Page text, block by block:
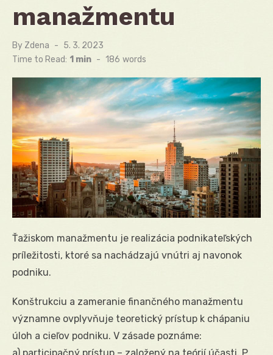
manažmentu
By Zdena
Posted
on
5. 3. 2023
Time to Read: 1 min - 186 words
Ťažiskom manažmentu je realizácia podnikateľských
príležitosti, ktoré sa nachádzajú vnútri aj navonok
podniku.
Konštrukciu a zameranie finančného manažmentu
významne ovplyvňuje teoretický prístup k chápaniu
úloh a cieľov podniku. V zásade poznáme:
a) participačný prístup – založený na teórií účasti. P